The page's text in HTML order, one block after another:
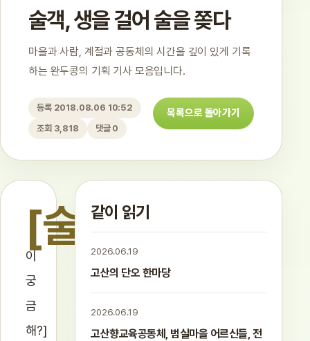
술객, 생을 걸어 술을 쫒다
마을과 사람, 계절과 공동체의 시간을 깊이 있게 기록
하는 완두콩의 기획 기사 모음입니다.
등록 2018.08.06 10:52
조회 3,818
댓글 0
목록으로 돌아가기
[술
이
궁
금
해?]
같이 읽기
2026.06.19
고산의 단오 한마당
2026.06.19
고산향교육공동체, 범실마을 어르신들, 전